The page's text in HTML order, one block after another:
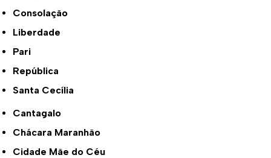
Consolação
Liberdade
Pari
República
Santa Cecília
Cantagalo
Chácara Maranhão
Cidade Mãe do Céu